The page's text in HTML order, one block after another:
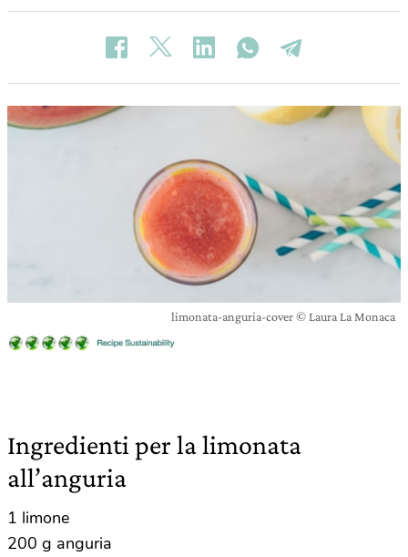
limonata-anguria-cover © Laura La Monaca
Ingredienti per la limonata
all’anguria
1 limone
200 g anguria